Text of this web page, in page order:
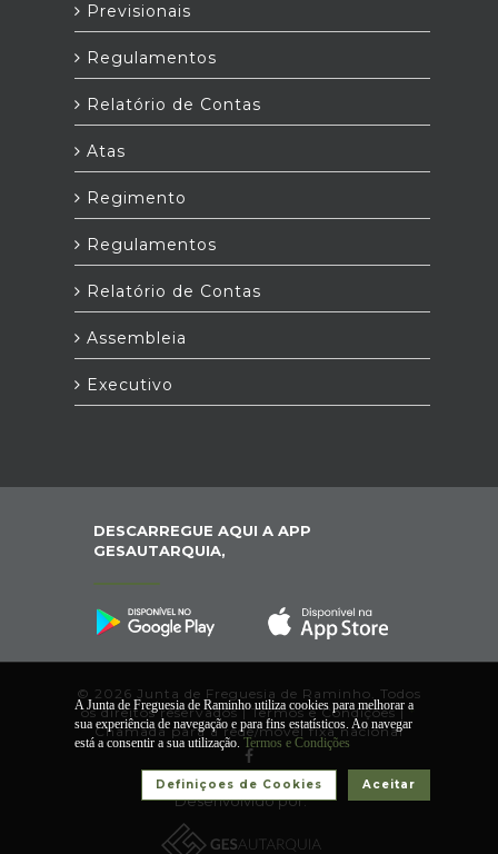
Previsionais
Regulamentos
Relatório de Contas
Atas
Regimento
Regulamentos
Relatório de Contas
Assembleia
Executivo
DESCARREGUE AQUI A APP
GESAUTARQUIA,
© 2026 Junta de Freguesia de Raminho. Todos
os direitos reservados |Termos e Condições|*
Chamada para a rede/móvel fixa nacional
Desenvolvido por:
A Junta de Freguesia de Raminho utiliza cookies para melhorar a
sua experiência de navegação e para fins estatísticos. Ao navegar
está a consentir a sua utilização. Termos e Condições
Aceitar
Definiçoes de Cookies